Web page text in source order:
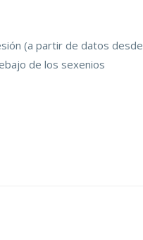
(a partir de datos desde
de los sexenios